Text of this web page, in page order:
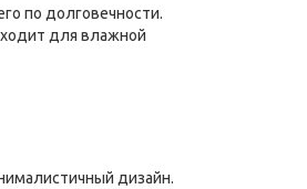
по долговечности.
для влажной
дизайн.